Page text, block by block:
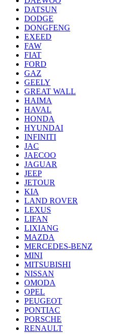
DATSUN
DODGE
DONGFENG
EXEED
FAW
FIAT
FORD
GAZ
GEELY
GREAT WALL
HAIMA
HAVAL
HONDA
HYUNDAI
INFINITI
JAC
JAECOO
JAGUAR
JEEP
JETOUR
KIA
LAND ROVER
LEXUS
LIFAN
LIXIANG
MAZDA
MERCEDES-BENZ
MINI
MITSUBISHI
NISSAN
OMODA
OPEL
PEUGEOT
PONTIAC
PORSCHE
RENAULT